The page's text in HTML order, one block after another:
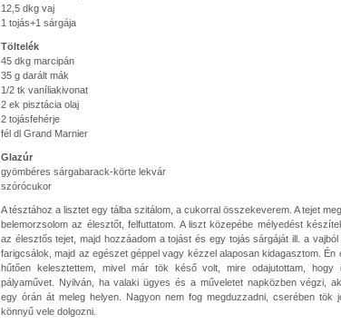
12,5 dkg vaj
1 tojás+1 sárgája
Töltelék
45 dkg marcipán
35 g darált mák
1/2 tk vaníliakivonat
2 ek pisztácia olaj
2 tojásfehérje
fél dl Grand Marnier
Glazúr
gyömbéres sárgabarack-körte lekvár
szórócukor
A tésztához a lisztet egy tálba szitálom, a cukorral összekeverem. A tejet
belemorzsolom az élesztőt, felfuttatom. A liszt közepébe mélyedést
az élesztős tejet, majd hozzáadom a tojást és egy tojás sárgáját ill. a
farigcsálok, majd az egészet géppel vagy kézzel alaposan kidagasztom. Én
hűtően kelesztettem, mivel már tök késő volt, mire odajutottam, hogy
pályaművet. Nyilván, ha valaki ügyes és a műveletet napközben végzi,
egy órán át meleg helyen. Nagyon nem fog megduzzadni, cserében tök
könnyű vele dolgozni.